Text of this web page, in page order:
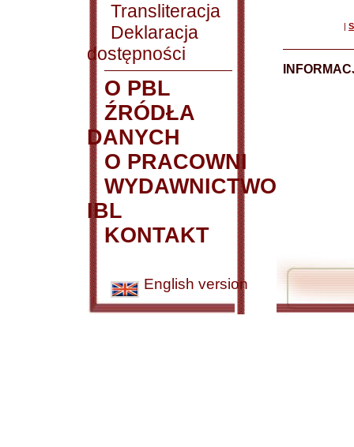
Transliteracja
Deklaracja
dostępności
O PBL
ŹRÓDŁA
DANYCH
O PRACOWNI
WYDAWNICTWO
IBL
KONTAKT
English version
|